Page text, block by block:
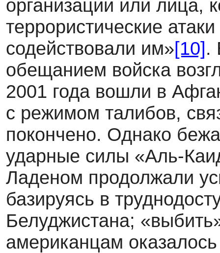
организации или лица,
террористические
содействовали им»[10].
обещанием войска
2001 года вошли в
с режимом талибов,
покончено. Однако
ударные силы «Аль-
Ладеном продолжали
базируясь в
Белуджистана;
американцам